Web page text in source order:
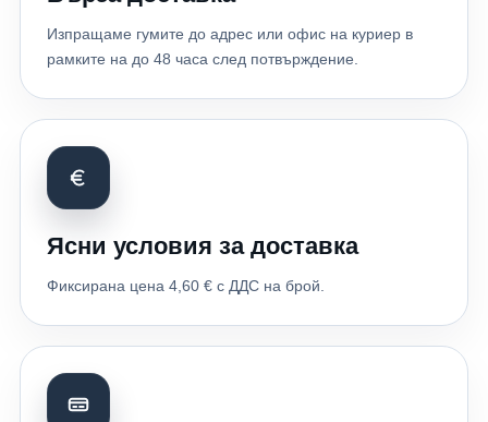
Изпращаме гумите до адрес или офис на куриер в
рамките на до 48 часа след потвърждение.
Ясни условия за доставка
Фиксирана цена 4,60 € с ДДС на брой.